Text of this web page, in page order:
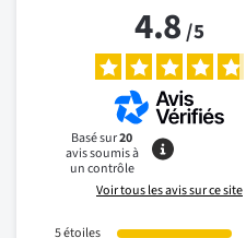
4.8/5
Basé sur20
avis soumis à
un contrôle
Voir tous les avis sur ce site
5étoiles